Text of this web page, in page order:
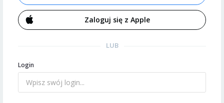
Zaloguj się z Apple
LUB
Login